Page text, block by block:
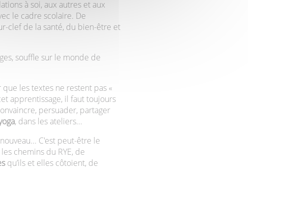
à soi, aux autres et aux
le cadre scolaire. De
clef de la santé, du bien-être et
souffle sur le monde de
les textes ne restent pas «
apprentissage, il faut toujours
persuader, partager
, dans les ateliers...
C'est peut-être le
chemins du RYE, de
qu’ils et elles côtoient, de